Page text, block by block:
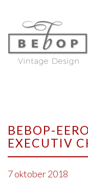
BEBOP-
EXECUTIV
7 oktober 2018